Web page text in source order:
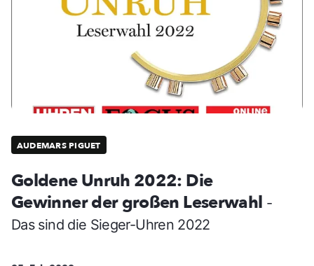
AUDEMARS PIGUET
Goldene Unruh 2022: Die
Gewinner der großen Leserwahl -
Das sind die Sieger-Uhren 2022